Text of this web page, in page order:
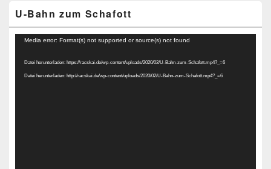
U-Bahn zum Schafott
Video-
Media error: Format(s) not supported or source(s) not found
Datei herunterladen: https://racskai.de/wp-content/uploads/2020/02/U-Bahn-zum-Schafott.mp4?_=6
Datei herunterladen: http://racskai.de/wp-content/uploads/2020/02/U-Bahn-zum-Schafott.mp4?_=6